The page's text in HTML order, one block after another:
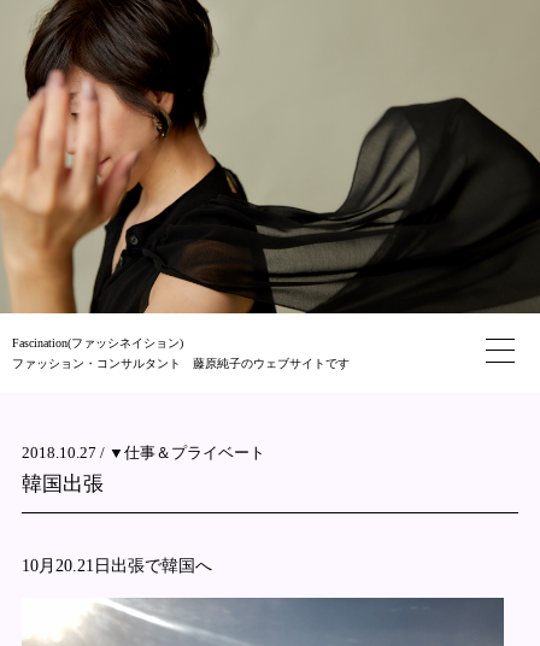
Fascination(ファッシネイション)
ファッション・コンサルタント 藤原純子のウェブサイトです
2018.10.27 / ▼仕事＆プライベート
韓国出張
10月20.21日出張で韓国へ